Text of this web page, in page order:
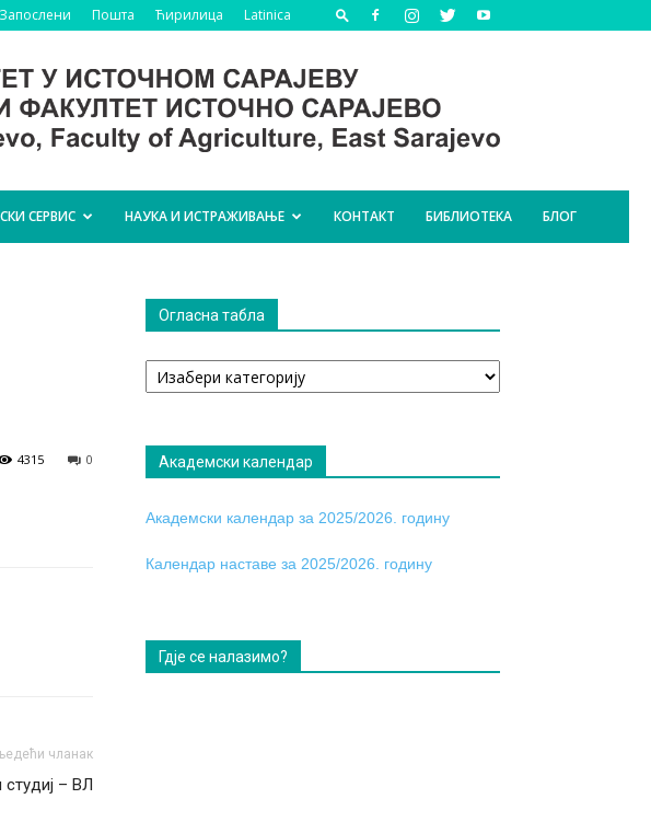
Пошта Ћирилица Latinica
СЕРВИС НАУКА И ИСТРАЖИВАЊЕ КОНТАКТ БИБЛИОТЕКА БЛОГ
0
4315
чланак
– ВЛ
Огласна табла
Огласна
табла
Академски календар
Академски календар за 2025/2026. годину
Календар наставе за 2025/2026. годину
Гдје се налазимо?